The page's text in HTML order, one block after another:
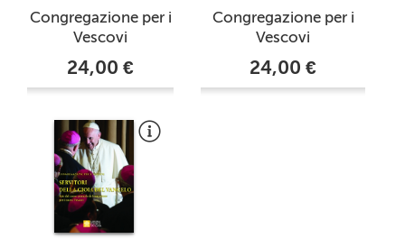
Congregazione per i
Vescovi
24,00 €
Congregazione per i
Vescovi
24,00 €